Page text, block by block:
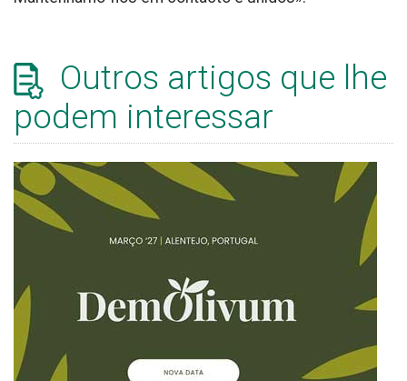
Outros artigos que lhe
podem interessar